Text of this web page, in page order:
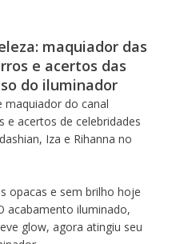
maquiador das
e acertos das
do iluminador
maquiador do canal
e acertos de celebridades
Iza e Rihanna no
opacas e sem brilho hoje
acabamento iluminado,
glow, agora atingiu seu